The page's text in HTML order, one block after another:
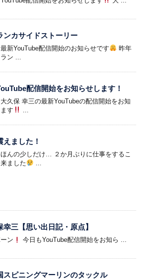
ンカサイドストーリー
新YouTube配信開始のお知らせです
昨年
ン ...
配信開始をお知らせします！
久保 幸三の最新YouTubeの配信開始をお知
す
えました！
んの少しだけ… ２か月ぶりに仕事をするこ
ました
幸三【思い出日記・原点】
ン 今日もYouTube配信開始をお知ら ...
スピニングマーリンのタックル